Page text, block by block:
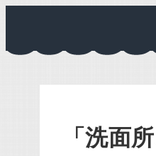
「洗面